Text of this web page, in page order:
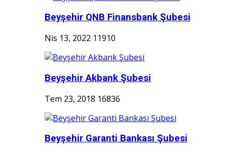
Beyşehir QNB Finansbank Şubesi
Nis 13, 2022 11910
Beyşehir Akbank Şubesi
Tem 23, 2018 16836
Beyşehir Garanti Bankası Şubesi